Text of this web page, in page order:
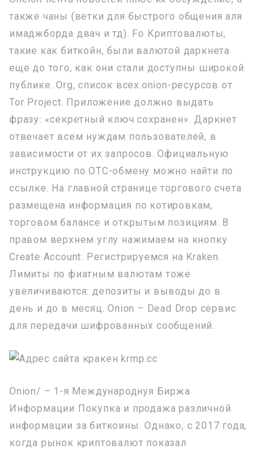
также чаны (ветки для быстрого общения аля
имаджборда двач и тд). Fo Криптовалюты,
такие как биткойн, были валютой даркнета
еще до того, как они стали доступны широкой
публике. Org, список всех.onion-ресурсов от
Tor Project. Приложение должно выдать
фразу: «секретный ключ сохранен». Даркнет
отвечает всем нуждам пользователей, в
зависимости от их запросов. Официальную
инструкцию по OTC-обмену можно найти по
ссылке. На главной странице торгового счета
размещена информация по котировкам,
торговом балансе и открытым позициям. В
правом верхнем углу нажимаем на кнопку
Create Account: Регистрируемся на Kraken.
Лимиты по фиатным валютам тоже
увеличиваются: депозиты и выводы до в
день и до в месяц. Onion – Dead Drop сервис
для передачи шифрованных сообщений.
Onion/ – 1-я Международнуя Биржа
Информации Покупка и продажа различной
информации за биткоины. Однако, с 2017 года,
когда рынок криптовалют показал